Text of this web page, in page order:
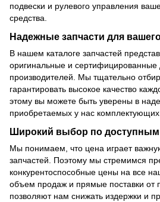
подвески и рулевого управления
средства.
Надежные запчасти для
В нашем каталоге запчастей
оригинальные и сертифицированные
производителей. Мы тщательно
гарантировать высокое качество
этому вы можете быть уверены в
приобретаемых у нас комплектующих.
Широкий выбор по
Мы понимаем, что цена играет
запчастей. Поэтому мы стремимся
конкурентоспособные цены на все
объем продаж и прямые поставки от
позволяют нам снижать издержки и